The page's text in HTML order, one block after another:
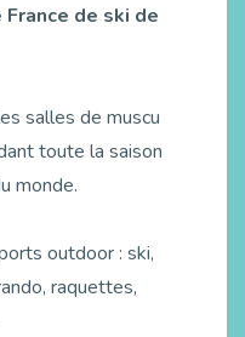
France de ski de
salles de muscu
toute la saison
monde.
outdoor : ski,
raquettes,